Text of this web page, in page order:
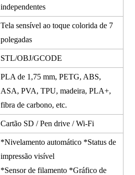
independentes
Tela sensível ao toque colorida de 7
polegadas
STL/OBJ/GCODE
PLA de 1,75 mm, PETG, ABS,
ASA, PVA, TPU, madeira, PLA+,
fibra de carbono, etc.
Cartão SD / Pen drive / Wi-Fi
*Nivelamento automático *Status de
impressão visível
*Sensor de filamento *Gráfico de